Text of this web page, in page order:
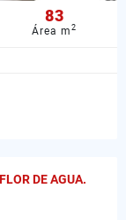
83
Área m2
DE AGUA.